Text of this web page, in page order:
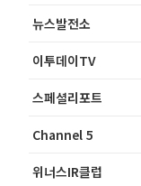
뉴스발전소
이투데이TV
스페셜리포트
Channel 5
위너스IR클럽